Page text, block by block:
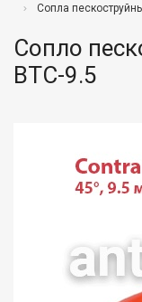
Сопла
Сопло
BTC-9.5